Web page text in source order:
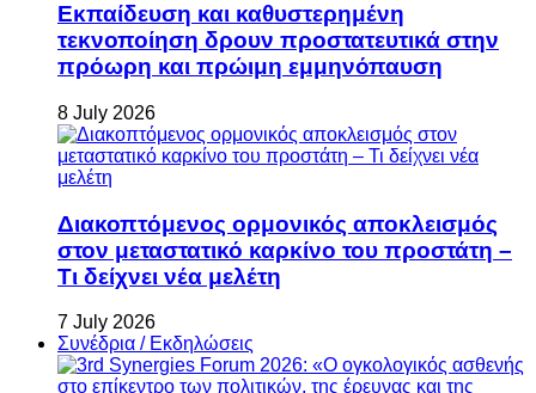
Εκπαίδευση και καθυστερημένη
τεκνοποίηση δρουν προστατευτικά στην
πρόωρη και πρώιμη εμμηνόπαυση
8 July 2026
Διακοπτόμενος ορμονικός αποκλεισμός
στον μεταστατικό καρκίνο του προστάτη –
Τι δείχνει νέα μελέτη
7 July 2026
Συνέδρια / Εκδηλώσεις